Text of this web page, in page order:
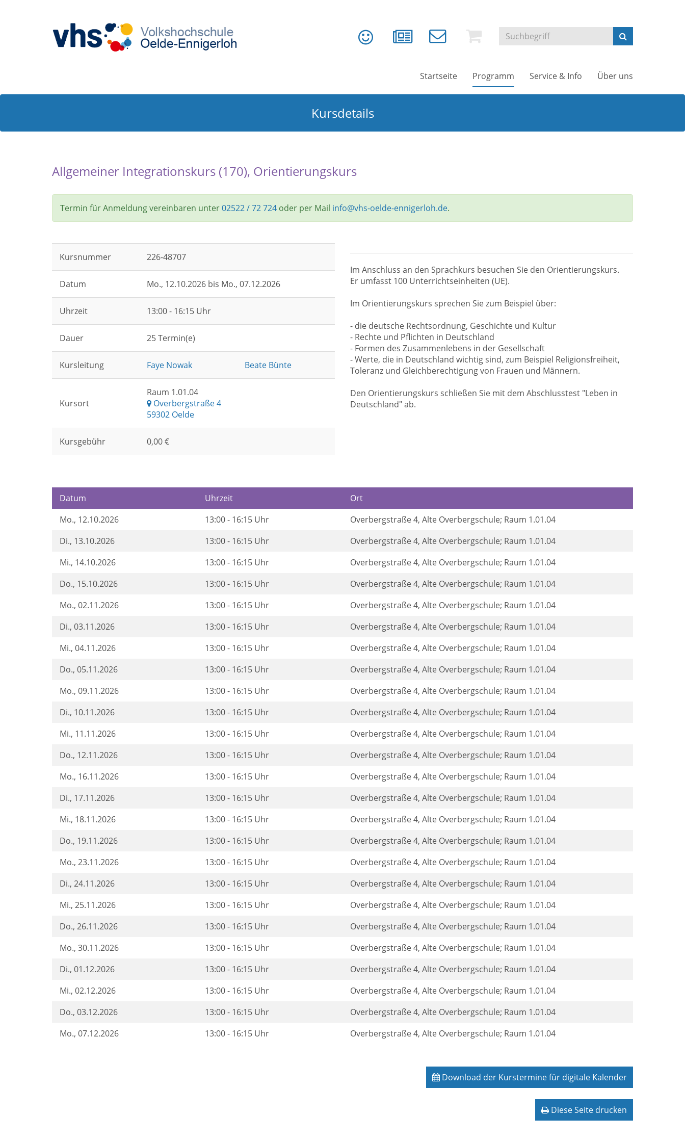
Startseite Programm Service & Info Über uns
Kursdetails
Allgemeiner Integrationskurs (170), Orientierungskurs
Termin für Anmeldung vereinbaren unter02522 / 72 724 oder per Mail info@vhs-oelde-ennigerloh.de.
Kursnummer 226-48707
Datum Mo., 12.10.2026 bis Mo., 07.12.2026
Uhrzeit 13:00 - 16:15 Uhr
Dauer 25 Termin(e)
Kursleitung Faye Nowak Beate Bünte
Kursort
Raum 1.01.04
Overbergstraße 4
59302 Oelde
Kursgebühr 0,00 €
Im Anschluss an den Sprachkurs besuchen Sie den Orientierungskurs.
Er umfasst 100 Unterrichtseinheiten (UE).
Im Orientierungskurs sprechen Sie zum Beispiel über:
- die deutsche Rechtsordnung, Geschichte und Kultur
- Rechte und Pflichten in Deutschland
- Formen des Zusammenlebens in der Gesellschaft
- Werte, die in Deutschland wichtig sind, zum Beispiel Religionsfreiheit,
Toleranz und Gleichberechtigung von Frauen und Männern.
Den Orientierungskurs schließen Sie mit dem Abschlusstest "Leben in
Deutschland" ab.
Datum Uhrzeit
Ort
Mo., 12.10.2026 13:00 - 16:15 Uhr
Overbergstraße 4, Alte Overbergschule; Raum 1.01.04
Di., 13.10.2026 13:00 - 16:15 Uhr
Overbergstraße 4, Alte Overbergschule; Raum 1.01.04
Mi., 14.10.2026 13:00 - 16:15 Uhr
Overbergstraße 4, Alte Overbergschule; Raum 1.01.04
Do., 15.10.2026 13:00 - 16:15 Uhr
Overbergstraße 4, Alte Overbergschule; Raum 1.01.04
Mo., 02.11.2026 13:00 - 16:15 Uhr
Overbergstraße 4, Alte Overbergschule; Raum 1.01.04
Di., 03.11.2026 13:00 - 16:15 Uhr
Overbergstraße 4, Alte Overbergschule; Raum 1.01.04
Mi., 04.11.2026 13:00 - 16:15 Uhr
Overbergstraße 4, Alte Overbergschule; Raum 1.01.04
Do., 05.11.2026 13:00 - 16:15 Uhr
Overbergstraße 4, Alte Overbergschule; Raum 1.01.04
Mo., 09.11.2026 13:00 - 16:15 Uhr
Overbergstraße 4, Alte Overbergschule; Raum 1.01.04
Di., 10.11.2026 13:00 - 16:15 Uhr
Overbergstraße 4, Alte Overbergschule; Raum 1.01.04
Mi., 11.11.2026 13:00 - 16:15 Uhr
Overbergstraße 4, Alte Overbergschule; Raum 1.01.04
Do., 12.11.2026 13:00 - 16:15 Uhr
Overbergstraße 4, Alte Overbergschule; Raum 1.01.04
Mo., 16.11.2026 13:00 - 16:15 Uhr
Overbergstraße 4, Alte Overbergschule; Raum 1.01.04
Di., 17.11.2026 13:00 - 16:15 Uhr
Overbergstraße 4, Alte Overbergschule; Raum 1.01.04
Mi., 18.11.2026 13:00 - 16:15 Uhr
Overbergstraße 4, Alte Overbergschule; Raum 1.01.04
Do., 19.11.2026 13:00 - 16:15 Uhr
Overbergstraße 4, Alte Overbergschule; Raum 1.01.04
Mo., 23.11.2026 13:00 - 16:15 Uhr
Overbergstraße 4, Alte Overbergschule; Raum 1.01.04
Di., 24.11.2026 13:00 - 16:15 Uhr
Overbergstraße 4, Alte Overbergschule; Raum 1.01.04
Mi., 25.11.2026 13:00 - 16:15 Uhr
Overbergstraße 4, Alte Overbergschule; Raum 1.01.04
Do., 26.11.2026 13:00 - 16:15 Uhr
Overbergstraße 4, Alte Overbergschule; Raum 1.01.04
Mo., 30.11.2026 13:00 - 16:15 Uhr
Overbergstraße 4, Alte Overbergschule; Raum 1.01.04
Di., 01.12.2026 13:00 - 16:15 Uhr
Overbergstraße 4, Alte Overbergschule; Raum 1.01.04
Mi., 02.12.2026 13:00 - 16:15 Uhr
Overbergstraße 4, Alte Overbergschule; Raum 1.01.04
Do., 03.12.2026 13:00 - 16:15 Uhr
Overbergstraße 4, Alte Overbergschule; Raum 1.01.04
Mo., 07.12.2026 13:00 - 16:15 Uhr Overbergstraße 4, Alte Overbergschule; Raum 1.01.04
Download der Kurstermine für digitale Kalender
Diese Seite drucken